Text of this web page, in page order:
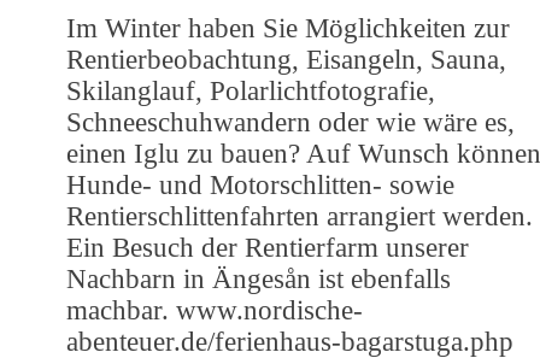
Im Winter haben Sie Möglichkeiten zur
Rentierbeobachtung, Eisangeln, Sauna,
Skilanglauf, Polarlichtfotografie,
Schneeschuhwandern oder wie wäre es,
einen Iglu zu bauen? Auf Wunsch können
Hunde- und Motorschlitten- sowie
Rentierschlittenfahrten arrangiert werden.
Ein Besuch der Rentierfarm unserer
Nachbarn in Ängesån ist ebenfalls
machbar. www.nordische-
abenteuer.de/ferienhaus-bagarstuga.php